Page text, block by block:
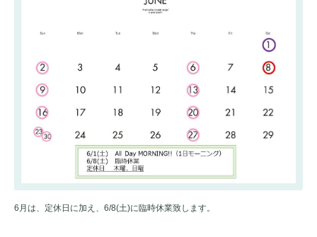
6月は、定休日に加え、6/8(土)に臨時休業致します。